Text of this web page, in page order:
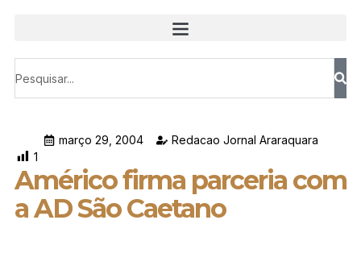
março 29, 2004
Redacao Jornal Araraquara
1
Américo firma parceria com
a AD São Caetano